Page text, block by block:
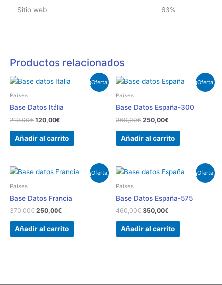
Sitio web 63%
Productos relacionados
¡Oferta!
Países
Base Datos Itália
210,00€
El
precio
210,00€.
120,00€
El
precio
120,00€.
Añadir al carrito
¡Oferta!
Países
Base Datos España-300
360,00€
El
precio
360,00€.
250,00€
El
precio
250,00€.
Añadir al carrito
¡Oferta!
Países
Base Datos Francia
370,00€
El
370,00€.
250,00€
El
250,00€.
Añadir al carrito
¡Oferta!
Países
Base Datos España-575
460,00€
El
460,00€.
350,00€
El
precio
350,00€.
Añadir al carrito